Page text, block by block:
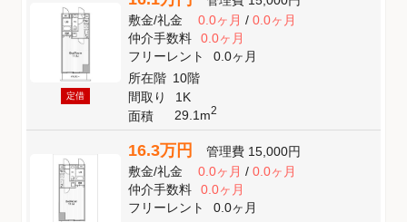
定借
敷金/礼金 0.0ヶ月/ 0.0ヶ月
仲介手数料
0.0ヶ月
フリーレント
0.0ヶ月
所在階 10階
間取り
1K
面積
29.1m2
16.3万円 管理費 15,000円
敷金/礼金 0.0ヶ月/ 0.0ヶ月
仲介手数料
0.0ヶ月
フリーレント
0.0ヶ月